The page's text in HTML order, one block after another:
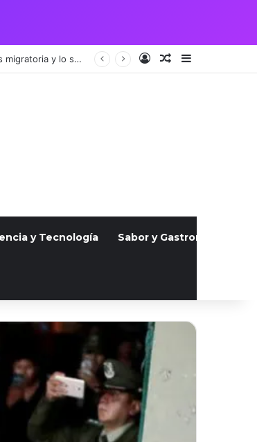
Crisis Migratoria entre España y Marruecos acentúa las tensiones diplomáticas y la fragilidad de los territorios de Ceuta y Melilla. AccesoPublicación al
y Tecnología Sabor y Gastronomía